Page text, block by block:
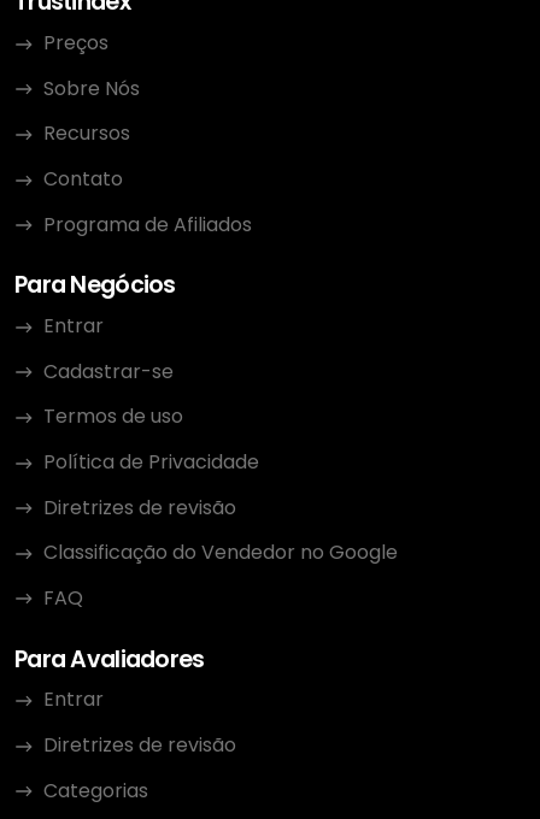
Preços
Sobre Nós
Recursos
Contato
Programa de Afiliados
Para Negócios
Entrar
Cadastrar-se
Termos de uso
Política de Privacidade
Diretrizes de revisão
Classificação do Vendedor no Google
FAQ
Para Avaliadores
Entrar
Diretrizes de revisão
Categorias